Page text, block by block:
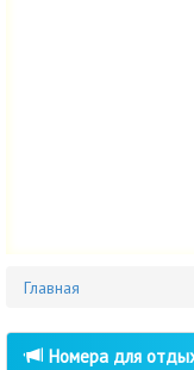
Главная
Номера для